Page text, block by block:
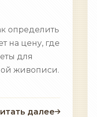
определить
на цену, где
для
живописи.
далее